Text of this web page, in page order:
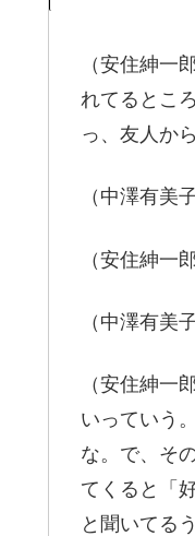
（安住紳
れてるとこ
っ、友人か
（中澤有美
（安住紳一
（中澤有美
（安住紳
いっていう
な。で、そ
てくると「
と聞いてる